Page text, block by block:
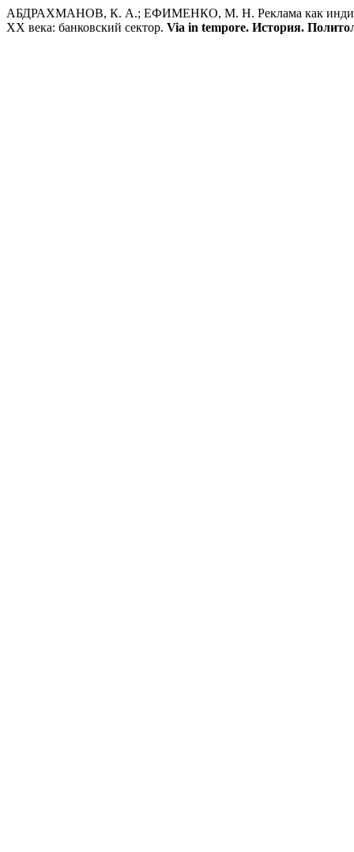
АБДРАХМАНОВ, К. А.; ЕФИМЕНКО, М. Н. Реклама как
ХХ века: банковский сектор. Via in tempore. История.